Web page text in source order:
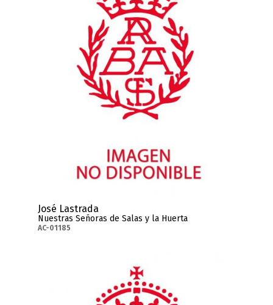
José Lastrada
Nuestras Señoras de Salas y la Huerta
AC-01185